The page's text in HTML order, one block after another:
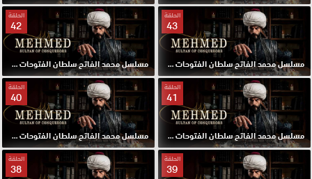
الحلقة
43
مسلسل محمد الفاتح سلطان الفتوحات مترجم الحلقة 43 HD
الحلقة
42
مسلسل محمد الفاتح سلطان الفتوحات مترجم الحلقة 42 HD
الحلقة
41
مسلسل محمد الفاتح سلطان الفتوحات مترجم الحلقة 41 HD
الحلقة
40
مسلسل محمد الفاتح سلطان الفتوحات مترجم الحلقة 40 HD
الحلقة
39
الحلقة
38